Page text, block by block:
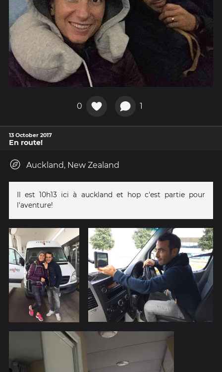
0 1
13 October 2017
En route!
Auckland, New Zealand
Il est 10h13 ici à auckland et hop c'est partie pour
l'aventure!